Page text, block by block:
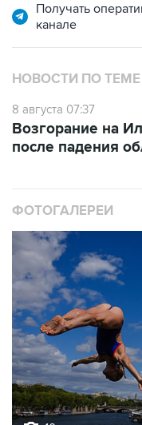
Получать
канале
НОВОСТИ ПО ТЕМЕ
8 августа 07:37
Возгорание на
после падения
ФОТОГАЛЕРЕИ